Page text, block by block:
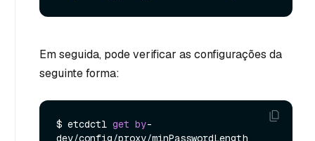
Em seguida, pode verificar as configurações da
seguinte forma:
$ etcdctl get by-